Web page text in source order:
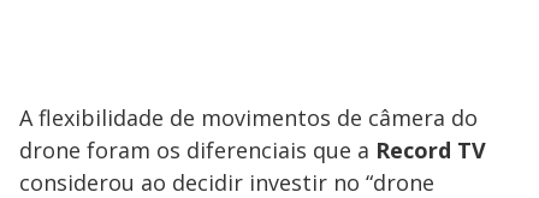
A flexibilidade de movimentos de câmera do
drone foram os diferenciais que a Record TV
considerou ao decidir investir no “drone